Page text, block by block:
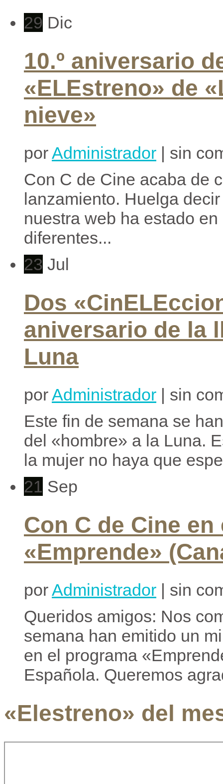
29 Dic
10.º aniversario
«ELEstreno» de
nieve»
porAdministrador | sin
Con C de Cine acaba de
lanzamiento. Huelga
nuestra web ha estado
diferentes...
23 Jul
Dos
aniversario de la
Luna
porAdministrador | sin
Este fin de semana se
del «hombre» a la Luna.
la mujer no haya que
21 Sep
Con C de Cine
«Emprende»
porAdministrador | sin
Queridos amigos: Nos
semana han emitido un
en el programa
Española. Queremos
«Elestreno» del